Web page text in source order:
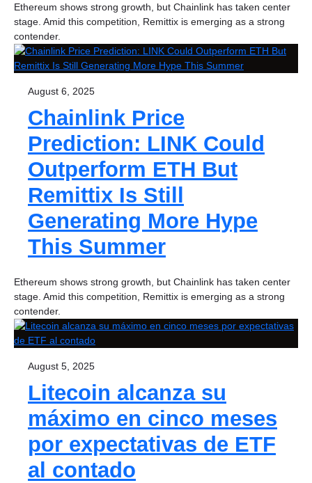
Ethereum shows strong growth, but Chainlink has taken center
stage. Amid this competition, Remittix is emerging as a strong
contender.
August 6, 2025
Chainlink Price
Prediction: LINK Could
Outperform ETH But
Remittix Is Still
Generating More Hype
This Summer
Ethereum shows strong growth, but Chainlink has taken center
stage. Amid this competition, Remittix is emerging as a strong
contender.
August 5, 2025
Litecoin alcanza su
máximo en cinco meses
por expectativas de ETF
al contado